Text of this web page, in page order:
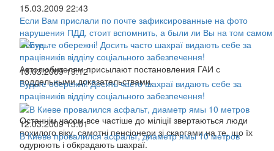
15.03.2009 22:43
Если Вам прислали по почте зафиксированные на фото
нарушения ПДД, стоит вспомнить, а были ли Вы на том самом
месте.
Автолюбителям присылают постановления ГАИ с
поддельными доказательствами.
13.03.2009 19:12
Будьте обережні! Досить часто шахраї видають себе за
працівників відділу соціального забезпечення!
Останнім часом все частіше до міліції звертаються люди
похилого віку, самотні пенсіонери зі скаргами на те, що їх
одурюють і обкрадають шахраї.
12.03.2009 13:01
В Киеве провалился асфальт, диаметр ямы 10 метров